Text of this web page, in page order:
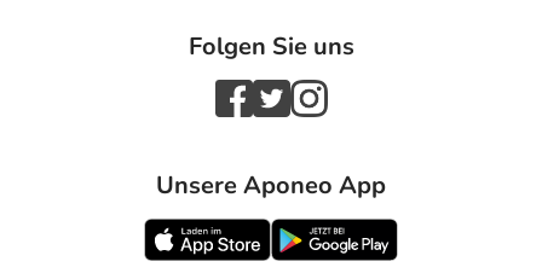
Folgen Sie uns
Unsere Aponeo App